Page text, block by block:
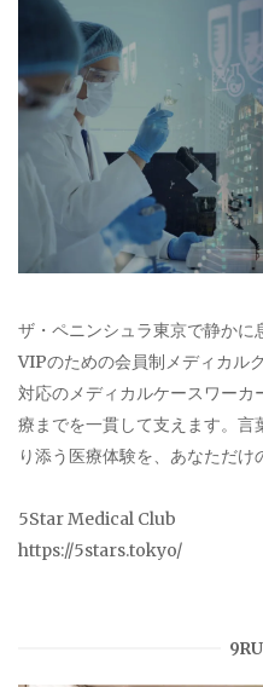
ザ・ペニンシュラ東京で静か
VIPのための会員制メディカル
対応のメディカルケースワーカ
療までを一貫して支えます。言
り添う医療体験を、あなただけ
5Star Medical Club
https://5stars.tokyo/
9RU